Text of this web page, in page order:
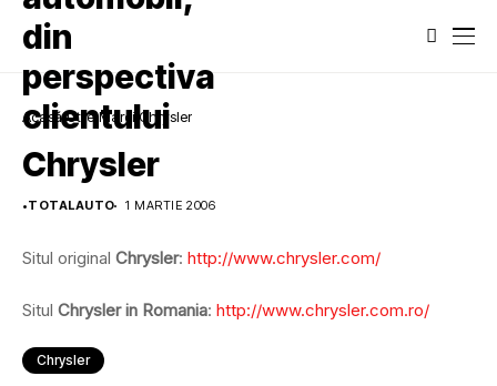
Acasă Utile Marci Chrysler
Chrysler
•TOTALAUTO 1 MARTIE 2006
Situl original Chrysler: http://www.chrysler.com/
Situl Chrysler in Romania: http://www.chrysler.com.ro/
Chrysler